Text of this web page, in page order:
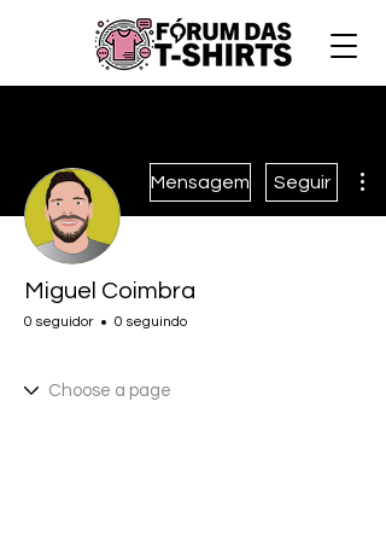
Mensagem Seguir
Miguel Coimbra
0 seguidor 0 seguindo